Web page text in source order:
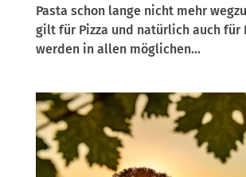
Pasta schon lange nicht mehr
gilt für Pizza und natürlich auch für
werden in allen möglichen...